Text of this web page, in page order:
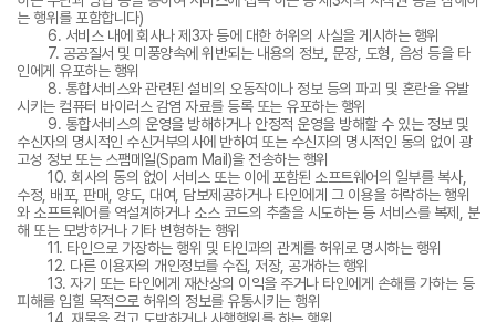
는 행위를 포함합니다)
6. 서비스 내에 회사나 제3자 등에 대한 허위의 사실을 게시하는 행위
7. 공공질서 및 미풍양속에 위반되는 내용의 정보, 문장, 도형, 음성 등을 타
인에게 유포하는 행위
8. 통합서비스와 관련된 설비의 오동작이나 정보 등의 파괴 및 혼란을 유발
시키는 컴퓨터 바이러스 감염 자료를 등록 또는 유포하는 행위
9. 통합서비스의 운영을 방해하거나 안정적 운영을 방해할 수 있는 정보 및
수신자의 명시적인 수신거부의사에 반하여 또는 수신자의 명시적인 동의 없이 광
고성 정보 또는 스팸메일(Spam Mail)을 전송하는 행위
10. 회사의 동의 없이 서비스 또는 이에 포함된 소프트웨어의 일부를 복사,
수정, 배포, 판매, 양도, 대여, 담보제공하거나 타인에게 그 이용을 허락하는 행위
와 소프트웨어를 역설계하거나 소스 코드의 추출을 시도하는 등 서비스를 복제, 분
해 또는 모방하거나 기타 변형하는 행위
11. 타인으로 가장하는 행위 및 타인과의 관계를 허위로 명시하는 행위
12. 다른 이용자의 개인정보를 수집, 저장, 공개하는 행위
13. 자기 또는 타인에게 재산상의 이익을 주거나 타인에게 손해를 가하는 등
피해를 입힐 목적으로 허위의 정보를 유통시키는 행위